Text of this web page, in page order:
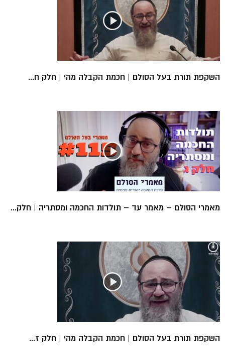
השקפת תורת בעל הסולם | חכמת הקבלה מהי | חלק ח...
מאמרי הסולם – מאמר עד – תולדות החכמה ומסתריה | חלק...
השקפת תורת בעל הסולם | חכמת הקבלה מהי | חלק ז...